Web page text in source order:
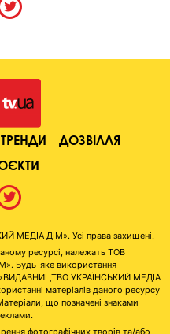
ТРЕНДИ
ДОЗВІЛЛЯ
МЕДІА ДІМ». Усі права захищені.
ресурсі, належать ТОВ
Будь-яке використання
«ВИДАВНИЦТВО УКРАЇНСЬКИЙ МЕДІА
матеріалів даного ресурсу
що позначені знаками
фотографічних творів та/або